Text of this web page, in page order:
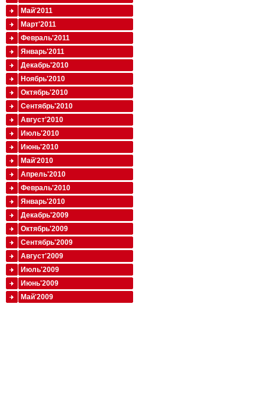
Май'2011
Март'2011
Февраль'2011
Январь'2011
Декабрь'2010
Ноябрь'2010
Октябрь'2010
Сентябрь'2010
Август'2010
Июль'2010
Июнь'2010
Май'2010
Апрель'2010
Февраль'2010
Январь'2010
Декабрь'2009
Октябрь'2009
Сентябрь'2009
Август'2009
Июль'2009
Июнь'2009
Май'2009